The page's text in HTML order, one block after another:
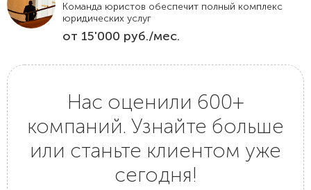
Команда юристов обеспечит полный комплекс
юридических услуг
от 15'000 руб./мес.
Нас оценили 600+
компаний. Узнайте больше
или станьте клиентом уже
сегодня!